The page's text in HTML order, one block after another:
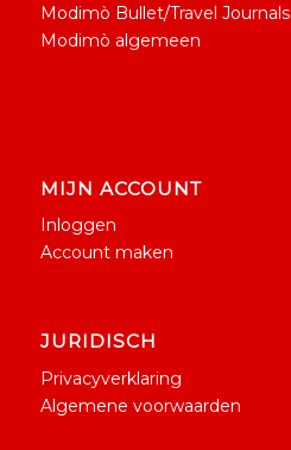
Modimò Bullet/Travel Journals
Modimò algemeen
MIJN ACCOUNT
Inloggen
Account maken
JURIDISCH
Privacyverklaring
Algemene voorwaarden